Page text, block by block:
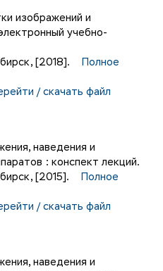
изображений и
учебно-
[2018].
Полное
/ скачать файл
наведения и
: конспект лекций.
[2015].
Полное
/ скачать файл
наведения и